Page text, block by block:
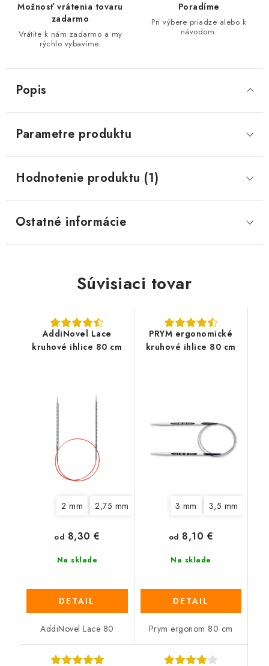
Možnosť vrátenia tovaru
zadarmo
Vrátite k nám zadarmo a my
rýchlo vybavíme.
Poradíme
Pri výbere priadze alebo k
návodom.
Popis
Parametre produktu
Hodnotenie produktu (1)
Ostatné informácie
Súvisiaci tovar
AddiNovel Lace
kruhové ihlice 80 cm
2 mm 2,75 mm 3,75 mm 4,5 mm
Na sklade
od 8,30 €
DETAIL
AddiNovel Lace 80
PRYM ergonomické
kruhové ihlice 80 cm
3 mm 3,5 mm
Na sklade
od 8,10 €
DETAIL
Prym ergonom 80 cm